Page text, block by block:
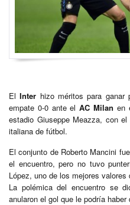
ElInter hizo méritos para
empate 0-0 ante elAC Milan en
estadio Giuseppe Meazza, con
italiana de fútbol.
El conjunto de Roberto Mancini
el encuentro, pero no tuvo
López, uno de los mejores valores
La polémica del encuentro se
anularon el gol que le podría haber